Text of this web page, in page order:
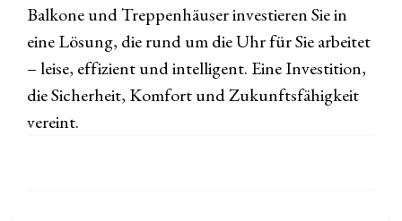
Balkone und Treppenhäuser investieren Sie in
eine Lösung, die rund um die Uhr für Sie arbeitet
– leise, effizient und intelligent. Eine Investition,
die Sicherheit, Komfort und Zukunftsfähigkeit
vereint.